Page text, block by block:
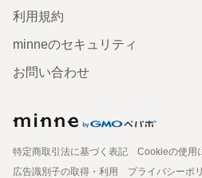
利用規約
minneのセキュリティ
お問い合わせ
特定商取引法に基づく表記
Cookieの使用
広告識別子の取得・利用
プライバシーポ